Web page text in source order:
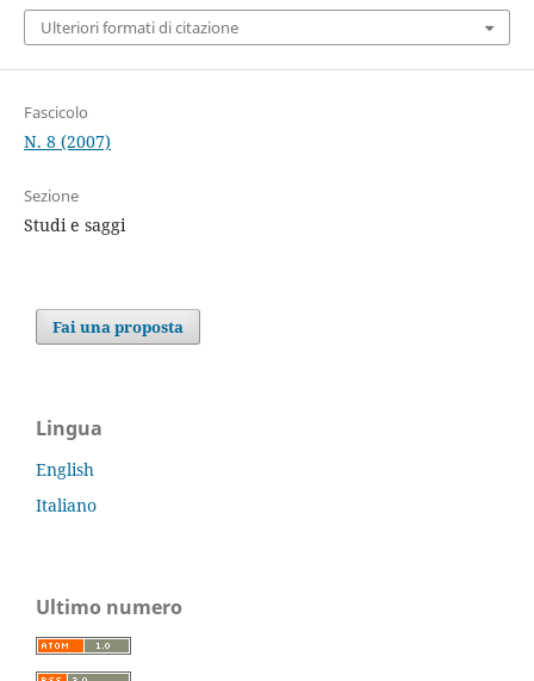
Ulteriori formati di citazione
Fascicolo
N. 8 (2007)
Sezione
Studi e saggi
Fai una proposta
Lingua
English
Italiano
Ultimo numero